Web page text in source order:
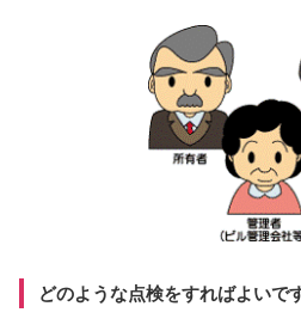
どのような点検をすればよいで